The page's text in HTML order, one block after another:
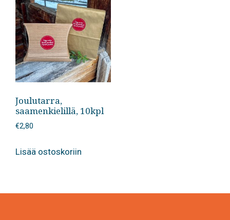
Joulutarra,
saamenkielillä, 10kpl
€2,80
Lisää ostoskoriin